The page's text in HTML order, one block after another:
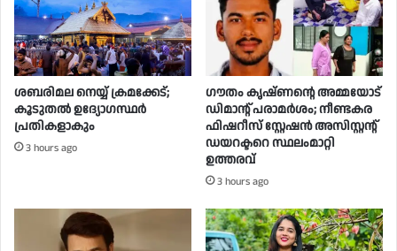
ശബരിമല നെയ്യ് ക്രമക്കേട്;
കൂടുതൽ ഉദ്യോഗസ്ഥർ
പ്രതികളാകും
3 hours ago
ഗൗതം കൃഷ്ണൻ്റെ അമ്മയോട്
ഡിമാന്റ് പരാമർ‌ശം; നീണ്ടകര
ഫിഷറീസ് സ്റ്റേഷൻ അസിസ്റ്റന്റ്
ഡയറക്ടറെ സ്ഥലംമാറ്റി
ഉത്തരവ്
3 hours ago